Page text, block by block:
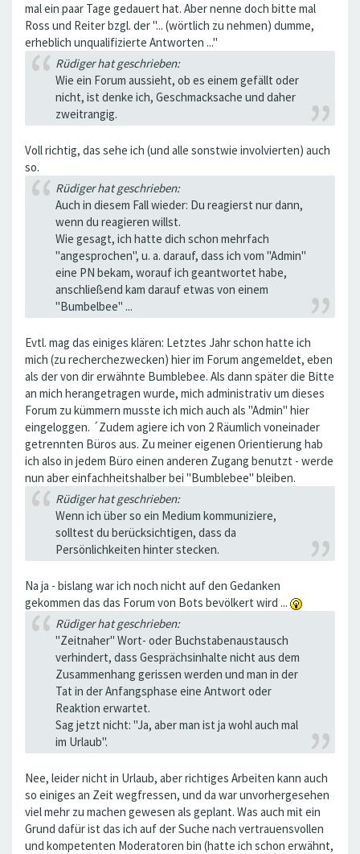
mal ein paar Tage gedauert hat. Aber nenne doch bitte mal
Ross und Reiter bzgl. der "... (wörtlich zu nehmen) dumme,
erheblich unqualifizierte Antworten ..."
Rüdiger hat geschrieben:
Wie ein Forum aussieht, ob es einem gefällt oder
nicht, ist denke ich, Geschmacksache und daher
zweitrangig.
Voll richtig, das sehe ich (und alle sonstwie involvierten) auch
so.
Rüdiger hat geschrieben:
Auch in diesem Fall wieder: Du reagierst nur dann,
wenn du reagieren willst.
Wie gesagt, ich hatte dich schon mehrfach
"angesprochen", u. a. darauf, dass ich vom "Admin"
eine PN bekam, worauf ich geantwortet habe,
anschließend kam darauf etwas von einem
"Bumbelbee" ...
Evtl. mag das einiges klären: Letztes Jahr schon hatte ich
mich (zu recherchezwecken) hier im Forum angemeldet, eben
als der von dir erwähnte Bumblebee. Als dann später die Bitte
an mich herangetragen wurde, mich administrativ um dieses
Forum zu kümmern musste ich mich auch als "Admin" hier
eingeloggen. ´Zudem agiere ich von 2 Räumlich voneinader
getrennten Büros aus. Zu meiner eigenen Orientierung hab
ich also in jedem Büro einen anderen Zugang benutzt - werde
nun aber einfachheitshalber bei "Bumblebee" bleiben.
Rüdiger hat geschrieben:
Wenn ich über so ein Medium kommuniziere,
solltest du berücksichtigen, dass da
Persönlichkeiten hinter stecken.
Na ja - bislang war ich noch nicht auf den Gedanken
gekommen das das Forum von Bots bevölkert wird ...
Rüdiger hat geschrieben:
"Zeitnaher" Wort- oder Buchstabenaustausch
verhindert, dass Gesprächsinhalte nicht aus dem
Zusammenhang gerissen werden und man in der
Tat in der Anfangsphase eine Antwort oder
Reaktion erwartet.
Sag jetzt nicht: "Ja, aber man ist ja wohl auch mal
im Urlaub".
Nee, leider nicht in Urlaub, aber richtiges Arbeiten kann auch
so einiges an Zeit wegfressen, und da war unvorhergesehen
viel mehr zu machen gewesen als geplant. Was auch mit ein
Grund dafür ist das ich auf der Suche nach vertrauensvollen
und kompetenten Moderatoren bin (hatte ich schon erwähnt,